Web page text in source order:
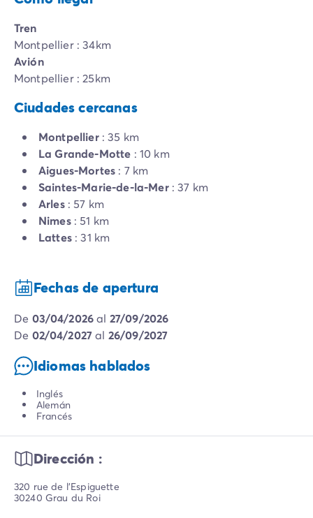
Tren
Montpellier : 34km
Avión
Montpellier : 25km
Ciudades cercanas
Montpellier: 35 km
La Grande-Motte : 10 km
Aigues-Mortes : 7 km
Saintes-Marie-de-la-Mer: 37 km
Arles: 57 km
Nimes: 51 km
Lattes: 31 km
Fechas de apertura
de 03/04/2026al 27/09/2026
de 02/04/2027al 26/09/2027
Idiomas hablados
Inglés
Alemán
Francés
Dirección :
320 rue de l'Espiguette
30240 Grau du Roi